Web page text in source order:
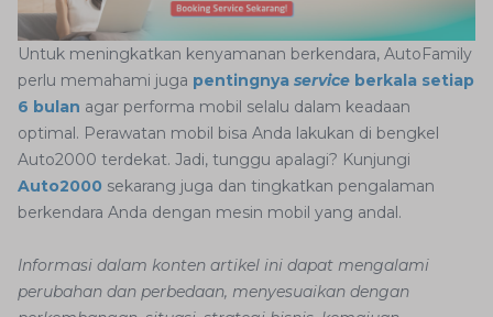
Untuk meningkatkan kenyamanan berkendara, AutoFamily
perlu memahami juga pentingnya service berkala setiap
6 bulan agar performa mobil selalu dalam keadaan
optimal. Perawatan mobil bisa Anda lakukan di bengkel
Auto2000 terdekat. Jadi, tunggu apalagi? Kunjungi
Auto2000 sekarang juga dan tingkatkan pengalaman
berkendara Anda dengan mesin mobil yang andal.
Informasi dalam konten artikel ini dapat mengalami
perubahan dan perbedaan, menyesuaikan dengan